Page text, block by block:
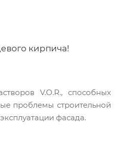
кирпича!
V.O.R., способных
проблемы строительной
фасада.